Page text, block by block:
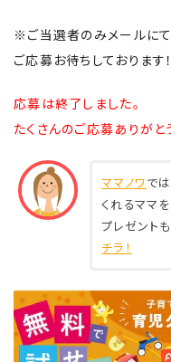
※ご当選者のみメールにて
ご応募お待ちしております！
応募は終了しました。
たくさんのご応募ありがと
ママノワで
くれるママ
プレゼント
チラ！